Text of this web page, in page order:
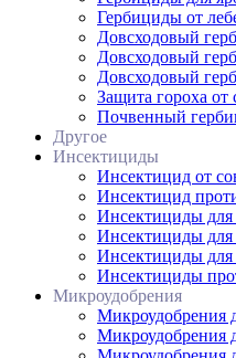
Гербициды от
Довсходовый
Довсходовый
Довсходовый
Защита гороха от
Почвенный
Другое
Инсектициды
Инсектицид от
Инсектицид
Инсектициды для
Инсектициды
Инсектициды для
Инсектициды
Микроудобрения
Микроудобрения
Микроудобрения